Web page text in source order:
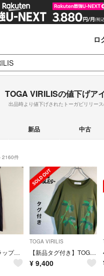
ロ
TOGA VIRILISの値下げア
出品時より値下げされたトーガビリリー
新品 中古
2160件
TOGA VIRILIS ラップパンツ
TOGA VIRILIS
【新品タグ付き】TOGA VIRILISカーキ刺繍半袖Tシャツ21ss 緑XL.
¥ 9,400